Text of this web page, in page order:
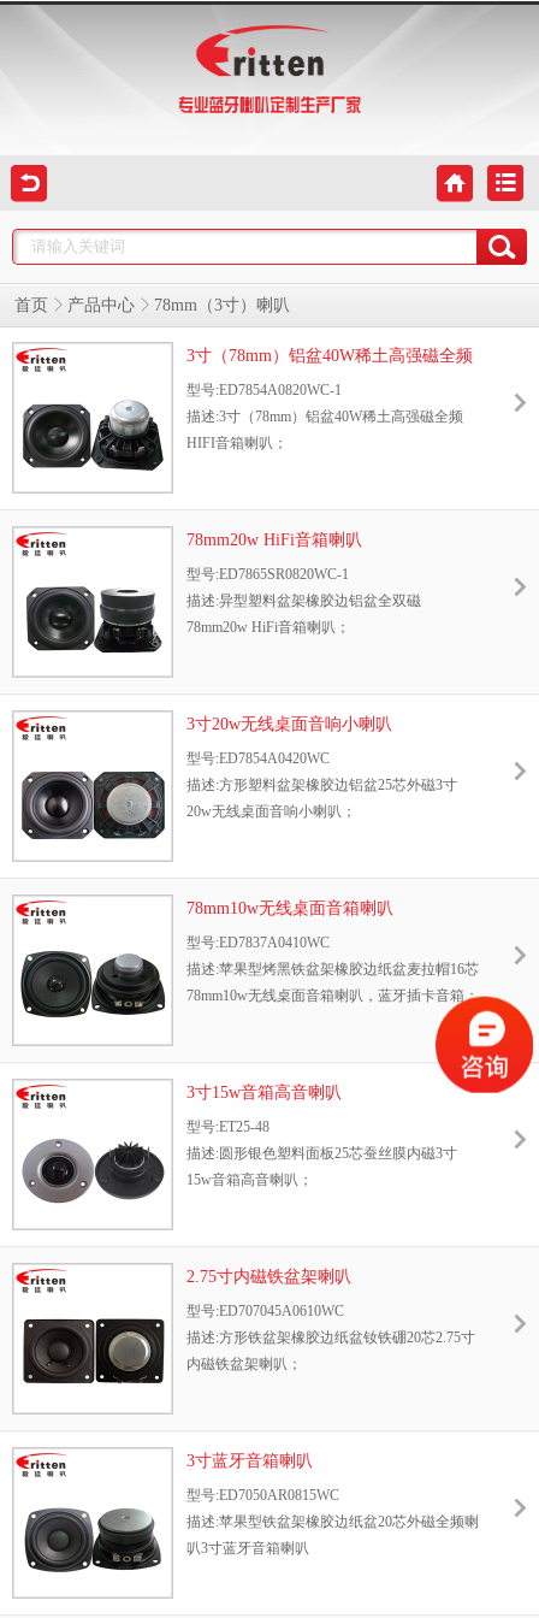
首页 产品中心 78mm（3寸）喇叭
3寸（78mm）铝盆40W稀土高强磁全频
HIFI音箱喇叭
型号:ED7854A0820WC-1
描述:3寸（78mm）铝盆40W稀土高强磁全频
HIFI音箱喇叭；
78mm20w HiFi音箱喇叭
型号:ED7865SR0820WC-1
描述:异型塑料盆架橡胶边铝盆全双磁
78mm20w HiFi音箱喇叭；
3寸20w无线桌面音响小喇叭
型号:ED7854A0420WC
描述:方形塑料盆架橡胶边铝盆25芯外磁3寸
20w无线桌面音响小喇叭；
78mm10w无线桌面音箱喇叭
型号:ED7837A0410WC
描述:苹果型烤黑铁盆架橡胶边纸盆麦拉帽16芯
78mm10w无线桌面音箱喇叭，蓝牙插卡音箱；
3寸15w音箱高音喇叭
型号:ET25-48
描述:圆形银色塑料面板25芯蚕丝膜内磁3寸
15w音箱高音喇叭；
2.75寸内磁铁盆架喇叭
型号:ED707045A0610WC
描述:方形铁盆架橡胶边纸盆钕铁硼20芯2.75寸
内磁铁盆架喇叭；
3寸蓝牙音箱喇叭
型号:ED7050AR0815WC
描述:苹果型铁盆架橡胶边纸盆20芯外磁全频喇
叭3寸蓝牙音箱喇叭